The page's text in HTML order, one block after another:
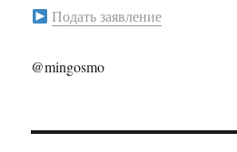
Подать заявление
@mingosmo